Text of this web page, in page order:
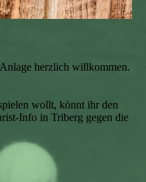
herzlich willkommen.
wollt, könnt ihr den
Info in Triberg gegen die